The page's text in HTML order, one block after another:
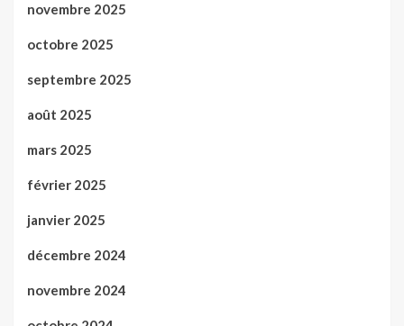
novembre 2025
octobre 2025
septembre 2025
août 2025
mars 2025
février 2025
janvier 2025
décembre 2024
novembre 2024